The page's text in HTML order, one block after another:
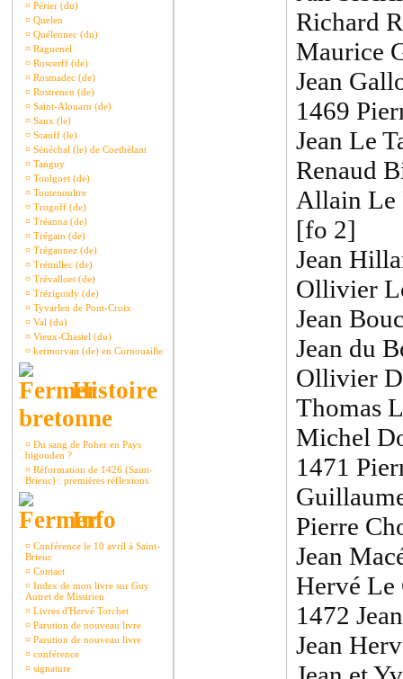
¤ Périer (du)
¤ Quelen
¤ Quélennec (du)
¤ Raguenel
¤ Roscerff (de)
¤ Rosmadec (de)
¤ Rostrenen (de)
¤ Saint-Alouarn (de)
¤ Saux (le)
¤ Scauff (le)
¤ Sénéchal (le) de Coethélant
¤ Tanguy
¤ Toulgoet (de)
¤ Toutenoultre
¤ Trogoff (de)
¤ Tréanna (de)
¤ Trégain (de)
¤ Trégannez (de)
¤ Trémillec (de)
¤ Trévalloet (de)
¤ Tréziguidy (de)
¤ Tyvarlen de Pont-Croix
¤ Val (du)
¤ Vieux-Chastel (du)
¤ kermorvan (de) en Cornouaille
Histoire
bretonne
¤ Du sang de Poher en Pays
bigouden ?
¤ Réformation de 1426 (Saint-
Brieuc) : premières réflexions
Info
¤ Conférence le 10 avril à Saint-
Brieuc
¤ Contact
¤ Index de mon livre sur Guy
Autret de Missirien
¤ Livres d'Hervé Torchet
¤ Parution de nouveau livre
¤ Parution de nouveau livre
¤ conférence
¤ signature
Richard
Maurice
Jean
1469
Jean Le
Renaud
Allain Le
[fo 2]
Jean
Ollivier
Jean
Jean du
Ollivier
Thomas
Michel
1471
Pierre
Jean
Hervé Le
1472
Jean